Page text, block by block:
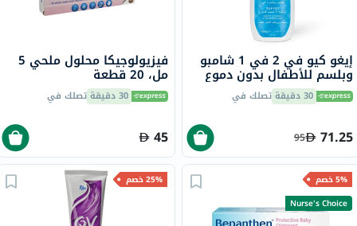
إيغو كيو في 2 في 1 شامبو
وبلسم للأطفال بدون دموع
500 جرام 30 دقيقة تصلك في
71.25
95
فيزيولوجيكا محلول ملحي 5
مل، 20 قطعة
30 دقيقة تصلك في
45
5% خصم
Nurse's Choice
25% خصم